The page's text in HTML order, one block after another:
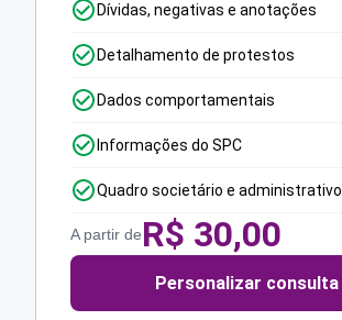
Dívidas, negativas e anotações
Detalhamento de protestos
Dados comportamentais
Informações do SPC
Quadro societário e administrativo
A partir deR$ 30,00
Personalizar consulta